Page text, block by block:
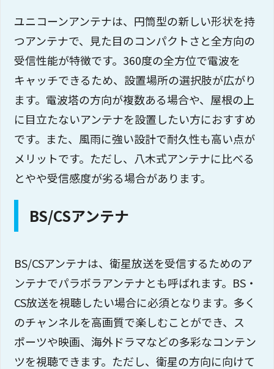
ユニコーンアンテナは、円筒型の新しい形状を持
つアンテナで、見た目のコンパクトさと全方向の
受信性能が特徴です。360度の全方位で電波を
キャッチできるため、設置場所の選択肢が広がり
ます。電波塔の方向が複数ある場合や、屋根の上
に目立たないアンテナを設置したい方におすすめ
です。また、風雨に強い設計で耐久性も高い点が
メリットです。ただし、八木式アンテナに比べる
とやや受信感度が劣る場合があります。
BS/CSアンテナ
BS/CSアンテナは、衛星放送を受信するためのア
ンテナでパラボラアンテナとも呼ばれます。BS・
CS放送を視聴したい場合に必須となります。多く
のチャンネルを高画質で楽しむことができ、ス
ポーツや映画、海外ドラマなどの多彩なコンテン
ツを視聴できます。ただし、衛星の方向に向けて